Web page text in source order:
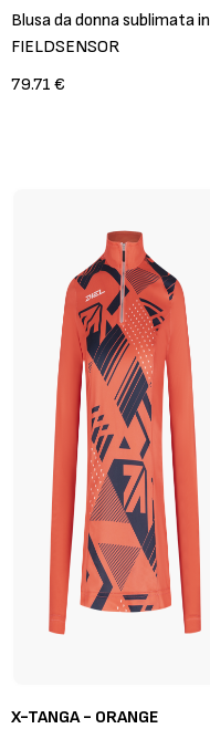
Blusa da donna sublimata in
FIELDSENSOR
79.71 €
X-TANGA - ORANGE